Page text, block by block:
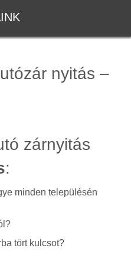
nyitás –
zárnyitás
:
minden településén
tört kulcsot?